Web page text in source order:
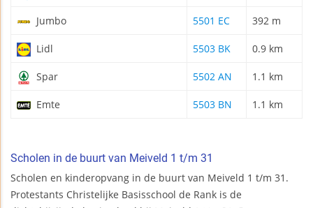
Jumbo 5501 EC 392 m
Lidl 5503 BK 0.9 km
Spar 5502 AN 1.1 km
Emte 5503 BN 1.1 km
Scholen in de buurt van Meiveld 1 t/m 31
Scholen en kinderopvang in de buurt van Meiveld 1 t/m 31.
Protestants Christelijke Basisschool de Rank is de